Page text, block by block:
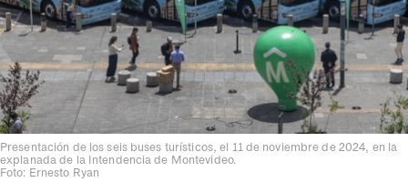
Presentación de los seis buses turísticos, el 11 de noviembre de 2024, en la
explanada de la Intendencia de Montevideo.
Foto: Ernesto Ryan